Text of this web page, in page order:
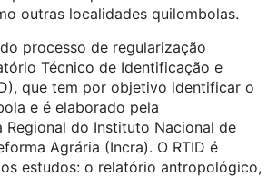
outras localidades quilombolas.
processo de regularização
Técnico de Identificação e
que tem por objetivo identificar o
e é elaborado pela
Regional do Instituto Nacional de
Agrária (Incra). O RTID é
estudos: o relatório antropológico,